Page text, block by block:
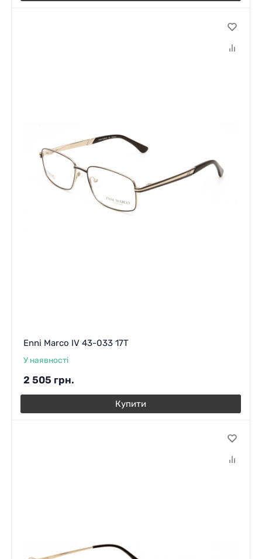
Enni Marco IV 43-033 17T
У наявності
2 505 грн.
Купити